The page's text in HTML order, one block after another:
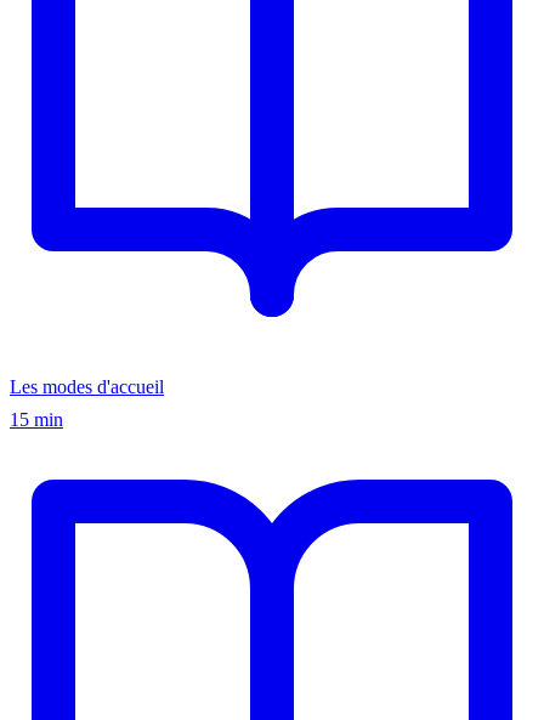
Les modes d'accueil
15 min